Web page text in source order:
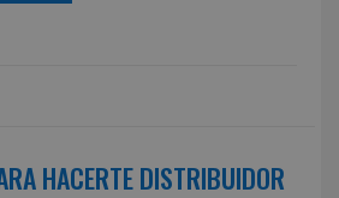
HACERTE DISTRIBUIDOR